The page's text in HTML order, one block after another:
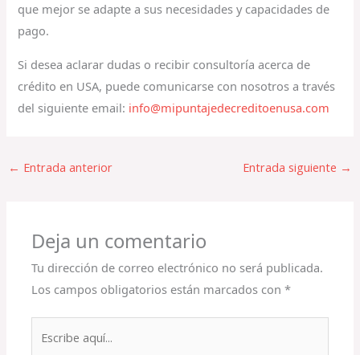
que mejor se adapte a sus necesidades y capacidades de
pago.
Si desea aclarar dudas o recibir consultoría acerca de
crédito en USA, puede comunicarse con nosotros a través
del siguiente email: info@mipuntajedecreditoenusa.com
← Entrada anterior Entrada siguiente →
Deja un comentario
Tu dirección de correo electrónico no será publicada.
Los campos obligatorios están marcados con*